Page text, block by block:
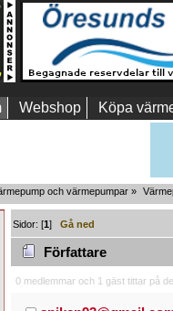
Webshop Köpa
och värmepumpar »
Sidor: [1]Gå ned
Författare
0 medlemmar och 1 gäst tittar på